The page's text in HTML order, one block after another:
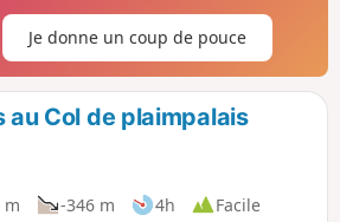
Je donne un coup de pouce
Col de plaimpalais
m -346 m 4h
Facile